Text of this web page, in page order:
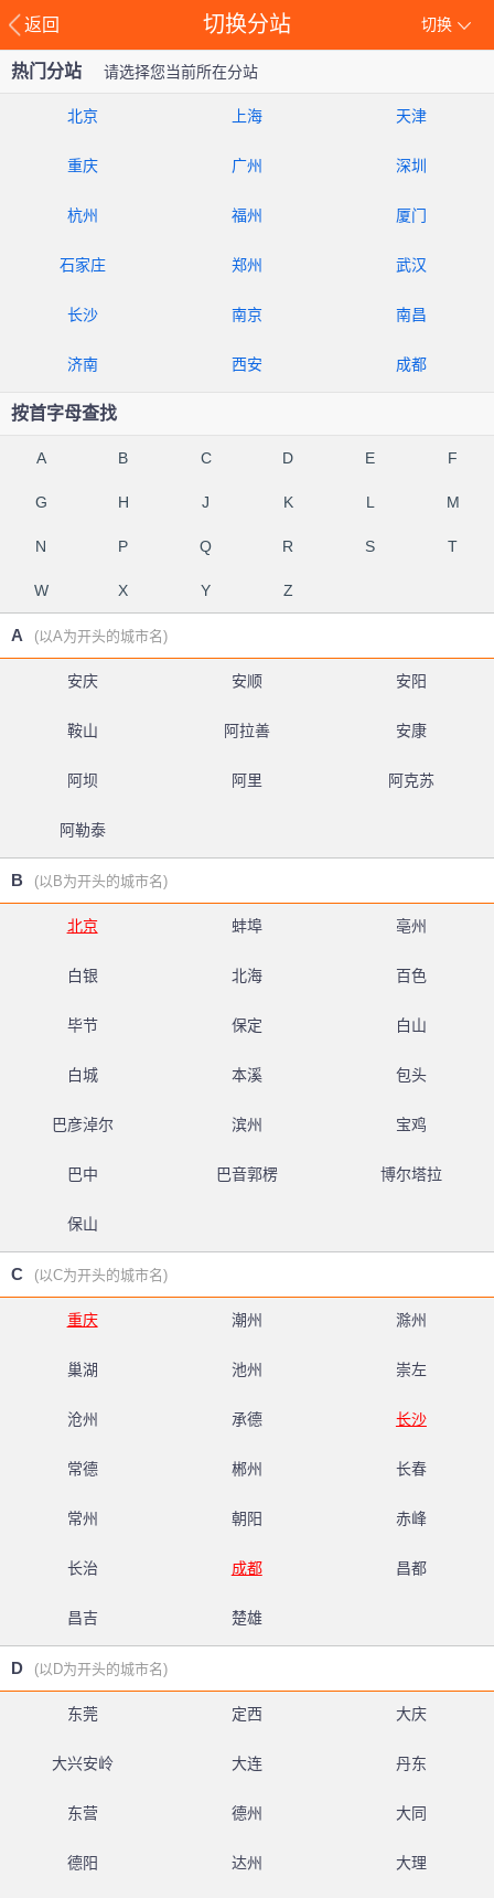
返回 切换
切换分站
热门分站 请选择您当前所在分站
北京 上海 天津
重庆 广州 深圳
杭州 福州 厦门
石家庄 郑州 武汉
长沙 南京 南昌
济南 西安 成都
按首字母查找
A B C D E F
G H J K L M
N P Q R S T
W X Y Z
A (以A为开头的城市名)
安庆 安顺 安阳
鞍山 阿拉善 安康
阿坝 阿里 阿克苏
阿勒泰
B (以B为开头的城市名)
北京 蚌埠 亳州
白银 北海 百色
毕节 保定 白山
白城 本溪 包头
巴彦淖尔 滨州 宝鸡
巴中 巴音郭楞 博尔塔拉
保山
C (以C为开头的城市名)
重庆 潮州 滁州
巢湖 池州 崇左
沧州 承德 长沙
常德 郴州 长春
常州 朝阳 赤峰
长治 成都 昌都
昌吉 楚雄
D (以D为开头的城市名)
东莞 定西 大庆
大兴安岭 大连 丹东
东营 德州 大同
德阳 达州 大理